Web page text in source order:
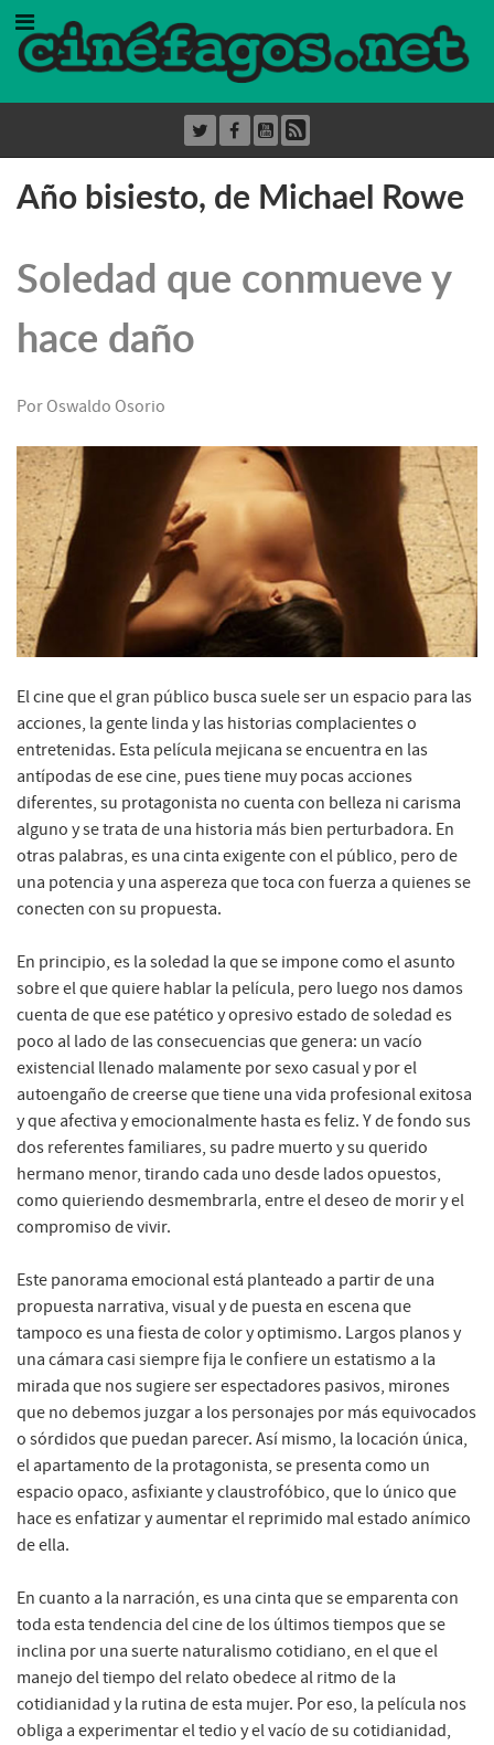
Año bisiesto, de Michael Rowe
Soledad que conmueve y
hace daño
Por Oswaldo Osorio
El cine que el gran público busca suele ser un espacio para las
acciones, la gente linda y las historias complacientes o
entretenidas. Esta película mejicana se encuentra en las
antípodas de ese cine, pues tiene muy pocas acciones
diferentes, su protagonista no cuenta con belleza ni carisma
alguno y se trata de una historia más bien perturbadora. En
otras palabras, es una cinta exigente con el público, pero de
una potencia y una aspereza que toca con fuerza a quienes se
conecten con su propuesta.
En principio, es la soledad la que se impone como el asunto
sobre el que quiere hablar la película, pero luego nos damos
cuenta de que ese patético y opresivo estado de soledad es
poco al lado de las consecuencias que genera: un vacío
existencial llenado malamente por sexo casual y por el
autoengaño de creerse que tiene una vida profesional exitosa
y que afectiva y emocionalmente hasta es feliz. Y de fondo sus
dos referentes familiares, su padre muerto y su querido
hermano menor, tirando cada uno desde lados opuestos,
como quieriendo desmembrarla, entre el deseo de morir y el
compromiso de vivir.
Este panorama emocional está planteado a partir de una
propuesta narrativa, visual y de puesta en escena que
tampoco es una fiesta de color y optimismo. Largos planos y
una cámara casi siempre fija le confiere un estatismo a la
mirada que nos sugiere ser espectadores pasivos, mirones
que no debemos juzgar a los personajes por más equivocados
o sórdidos que puedan parecer. Así mismo, la locación única,
el apartamento de la protagonista, se presenta como un
espacio opaco, asfixiante y claustrofóbico, que lo único que
hace es enfatizar y aumentar el reprimido mal estado anímico
de ella.
En cuanto a la narración, es una cinta que se emparenta con
toda esta tendencia del cine de los últimos tiempos que se
inclina por una suerte naturalismo cotidiano, en el que el
manejo del tiempo del relato obedece al ritmo de la
cotidianidad y la rutina de esta mujer. Por eso, la película nos
obliga a experimentar el tedio y el vacío de su cotidianidad,